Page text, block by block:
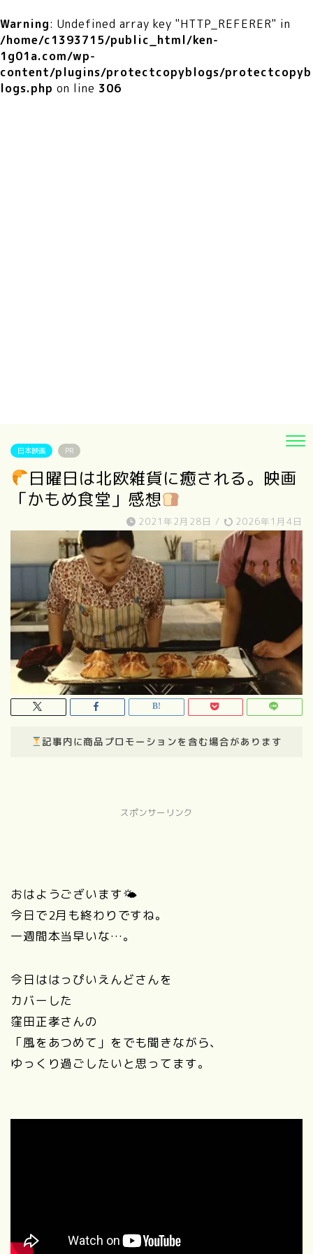
Warning: Undefined array key "HTTP_REFERER" in
/home/c1393715/public_html/ken-
1g01a.com/wp-
content/plugins/protectcopyblogs/protectcopyb
logs.php on line 306
日本映画 PR
日曜日は北欧雑貨に癒される。映画
「かもめ食堂」感想
2021年2月28日 / 2026年1月4日
記事内に商品プロモーションを含む場合があります
スポンサーリンク
おはようございます🌤
今日で2月も終わりですね。
一週間本当早いな…。
今日ははっぴいえんどさんを
カバーした
窪田正孝さんの
「風をあつめて」をでも聞きながら、
ゆっくり過ごしたいと思ってます。